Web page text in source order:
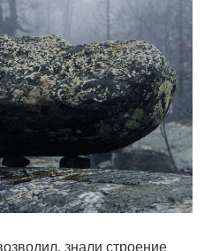
знали строение